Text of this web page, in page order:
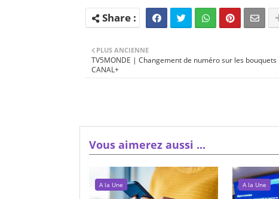
PLUS ANCIENNE
TV5MONDE | Changement de numéro sur les bouquets
CANAL+
Vous aimerez aussi ...
A la Une A la Une